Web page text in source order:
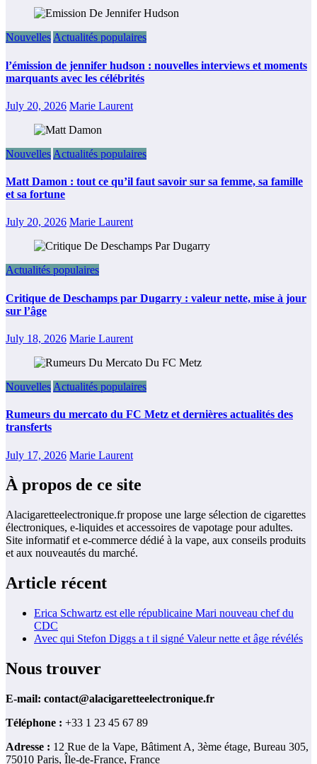
NouvellesActualités populaires
l’émission de jennifer hudson : nouvelles interviews et moments
marquants avec les célébrités
July 20, 2026 Marie Laurent
Nouvelles Actualités populaires
Matt Damon : tout ce qu’il faut savoir sur sa femme, sa famille
et sa fortune
July 20, 2026 Marie Laurent
Actualités populaires
Critique de Deschamps par Dugarry : valeur nette, mise à jour
sur l’âge
July 18, 2026 Marie Laurent
Nouvelles Actualités populaires
Rumeurs du mercato du FC Metz et dernières actualités des
transferts
July 17, 2026 Marie Laurent
À propos de ce site
Alacigaretteelectronique.fr propose une large sélection de cigarettes
électroniques, e-liquides et accessoires de vapotage pour adultes.
Site informatif et e-commerce dédié à la vape, aux conseils produits
et aux nouveautés du marché.
Article récent
Erica Schwartz est elle républicaine Mari nouveau chef du
CDC
Avec qui Stefon Diggs a t il signé Valeur nette et âge révélés
Nous trouver
E-mail: contact@alacigaretteelectronique.fr
Téléphone : +33 1 23 45 67 89
Adresse : 12 Rue de la Vape, Bâtiment A, 3ème étage, Bureau 305,
75010 Paris, Île-de-France, France